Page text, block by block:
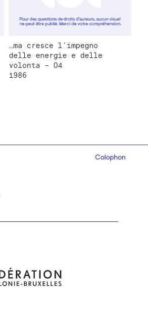
…ma cresce l’impegno
delle energie e delle
volonta – 04
1986
Colophon
Design:Marcel